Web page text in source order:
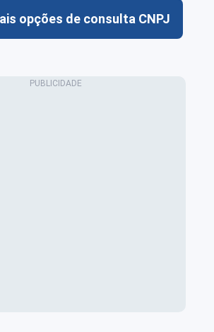
opções de consulta CNPJ